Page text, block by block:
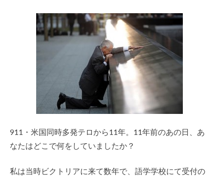
911・米国同時多発テロから11年。11年前のあの日、あ
なたはどこで何をしていましたか？
私は当時ビクトリアに来て数年で、語学学校にて受付の